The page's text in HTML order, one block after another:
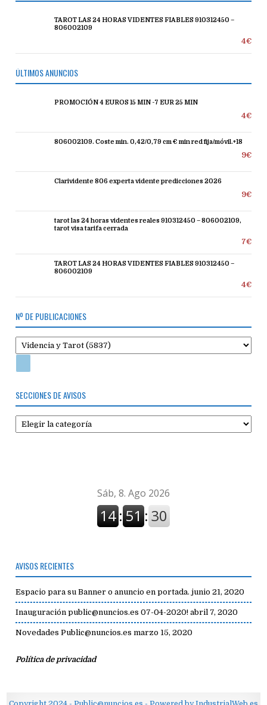
TAROT LAS 24 HORAS VIDENTES FIABLES 910312450 –
806002109
4€
ÚLTIMOS ANUNCIOS
PROMOCIÓN 4 EUROS 15 MIN -7 EUR 25 MIN
4€
806002109. Coste min. 0,42/0,79 cm € min red fija/móvil.+18
9€
Clarividente 806 experta vidente predicciones 2026
9€
tarot las 24 horas videntes reales 910312450 – 806002109,
tarot visa tarifa cerrada
7€
TAROT LAS 24 HORAS VIDENTES FIABLES 910312450 –
806002109
4€
Nº DE PUBLICACIONES
SECCIONES DE AVISOS
Secciones
de
AVISOS RECIENTES
Espacio para su Banner o anuncio en portada. junio 21, 2020
Inauguración public@nuncios.es 07-04-2020! abril 7, 2020
Novedades Public@nuncios.es marzo 15, 2020
Política de privacidad